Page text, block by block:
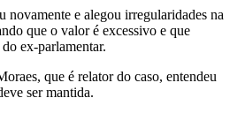
novamente e alegou irregularidades na
que o valor é excessivo e que
ex-parlamentar.
que é relator do caso, entendeu
ser mantida.